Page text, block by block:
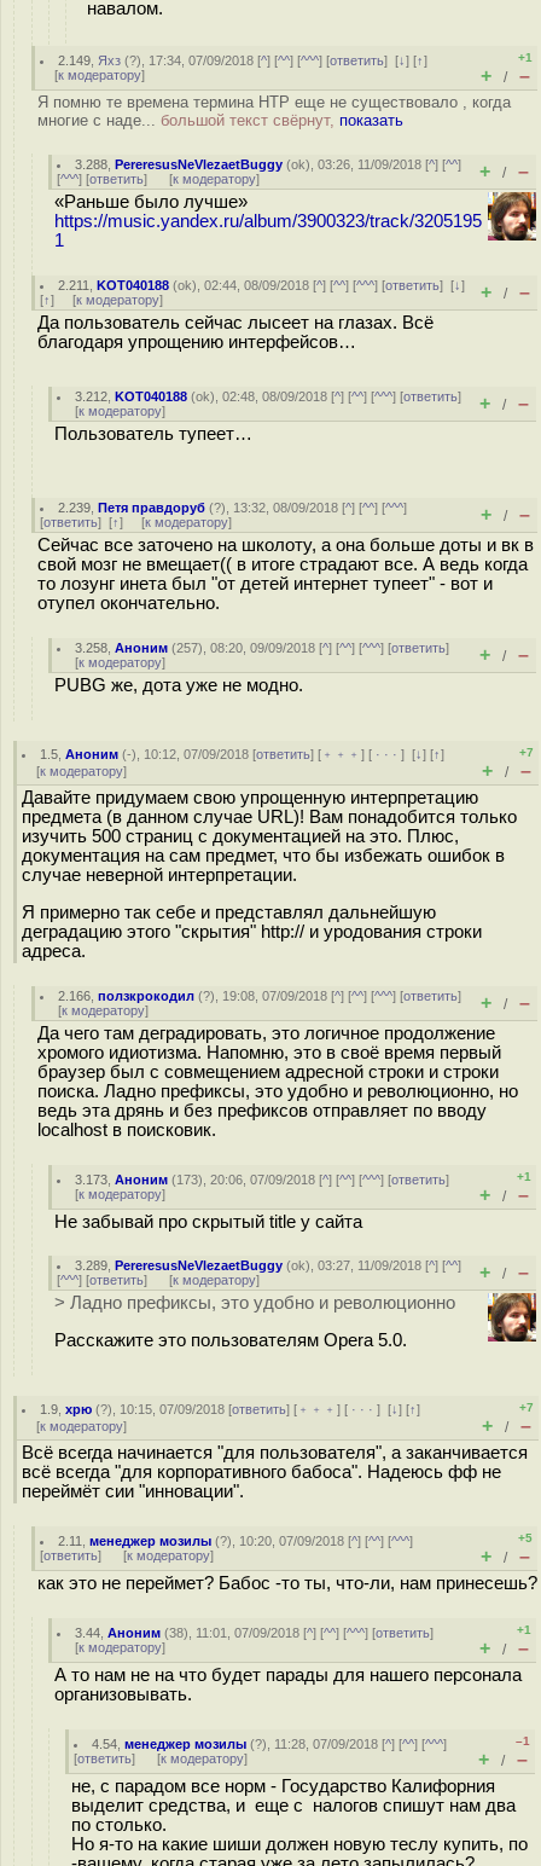
навалом.
2.149 Яхз (?), 17:34, 07/09/2018 [^] [^^] [^^^] [ответить][↓] [↑]
[к модератору]
+1
+ / –
Я помню те времена термина НТР еще не существовало , когда
многие с наде... большой текст свёрнут, показать
3.288 ,PereresusNeVlezaetBuggy (ok), 03:26, 11/09/2018 [^] [^^]
[^^^] [ответить] [к модератору] + / –
«Раньше было лучше»
https://music.yandex.ru/album/3900323/track/3205195
1
2.211 ,KOT040188 (ok), 02:44, 08/09/2018 [^] [^^] [^^^] [ответить][↓]
[↑] [к модератору] + / –
Да пользователь сейчас лысеет на глазах. Всё
благодаря упрощению интерфейсов…
3.212 ,KOT040188 (ok), 02:48, 08/09/2018 [^] [^^] [^^^] [ответить]
[к модератору] + / –
Пользователь тупеет…
2.239 ,Петя правдоруб (?), 13:32, 08/09/2018 [^] [^^] [^^^]
[ответить] [↑] [к модератору] + / –
Сейчас все заточено на школоту, а она больше доты и вк в
свой мозг не вмещает(( в итоге страдают все. А ведь когда
то лозунг инета был "от детей интернет тупеет" - вот и
отупел окончательно.
3.258 ,Аноним (257), 08:20, 09/09/2018 [^] [^^] [^^^] [ответить]
[к модератору] + / –
PUBG же, дота уже не модно.
1.5 ,Аноним (-), 10:12, 07/09/2018 [ответить] [ ﹢﹢﹢] [ · · ·][↓] [↑]
[к модератору]
+7
+ / –
Давайте придумаем свою упрощенную интерпретацию
предмета (в данном случае URL)! Вам понадобится только
изучить 500 страниц с документацией на это. Плюс,
документация на сам предмет, что бы избежать ошибок в
случае неверной интерпретации.
Я примерно так себе и представлял дальнейшую
деградацию этого "скрытия" http:// и уродования строки
адреса.
2.166 ,ползкрокодил (?), 19:08, 07/09/2018 [^] [^^] [^^^] [ответить]
[к модератору] + / –
Да чего там деградировать, это логичное продолжение
хромого идиотизма. Напомню, это в своё время первый
браузер был с совмещением адресной строки и строки
поиска. Ладно префиксы, это удобно и революционно, но
ведь эта дрянь и без префиксов отправляет по вводу
localhost в поисковик.
3.173 ,Аноним (173), 20:06, 07/09/2018 [^] [^^] [^^^] [ответить]
[к модератору]
+1
+ / –
Не забывай про скрытый title у сайта
3.289 ,PereresusNeVlezaetBuggy (ok), 03:27, 11/09/2018 [^] [^^]
[^^^] [ответить] [к модератору] + / –
> Ладно префиксы, это удобно и революционно
Расскажите это пользователям Opera 5.0.
1.9 ,хрю (?), 10:15, 07/09/2018 [ответить] [ ﹢﹢﹢] [ · · ·][↓] [↑]
[к модератору]
+7
+ / –
Всё всегда начинается "для пользователя", а заканчивается
всё всегда "для корпоративного бабоса". Надеюсь фф не
переймёт сии "инновации".
2.11 ,менеджер мозилы (?), 10:20, 07/09/2018 [^] [^^] [^^^]
[ответить] [к модератору]
+5
+ / –
как это не переймет? Бабос -то ты, что-ли, нам принесешь?
3.44 ,Аноним (38), 11:01, 07/09/2018 [^] [^^] [^^^] [ответить]
[к модератору]
+1
+ / –
А то нам не на что будет парады для нашего персонала
организовывать.
4.54 ,менеджер мозилы (?), 11:28, 07/09/2018 [^] [^^] [^^^]
[ответить] [к модератору]
–1
+ / –
не, с парадом все норм - Государство Калифорния
выделит средства, и еще с налогов спишут нам два
по столько.
Но я-то на какие шиши должен новую теслу купить, по